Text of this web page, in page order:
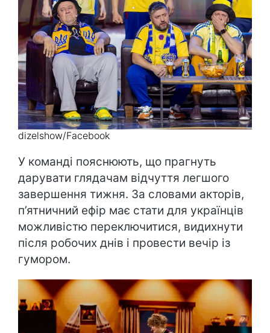
dizelshow/Facebook
У команді пояснюють, що прагнуть
дарувати глядачам відчуття легшого
завершення тижня. За словами акторів,
п’ятничний ефір має стати для українців
можливістю переключитися, видихнути
після робочих днів і провести вечір із
гумором.